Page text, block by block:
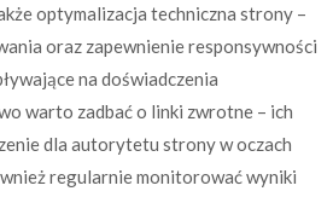
optymalizacja techniczna strony –
oraz zapewnienie responsywności
na doświadczenia
warto zadbać o linki zwrotne – ich
dla autorytetu strony w oczach
regularnie monitorować wyniki